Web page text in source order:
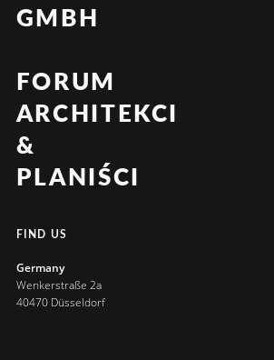
GMBH
FORUM
ARCHITEKCI
&
PLANIŚCI
FIND US
Germany
Wenkerstraße 2a
40470 Düsseldorf